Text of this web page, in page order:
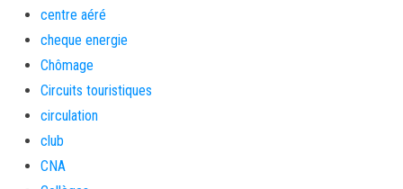
centre aéré
cheque energie
Chômage
Circuits touristiques
circulation
club
CNA